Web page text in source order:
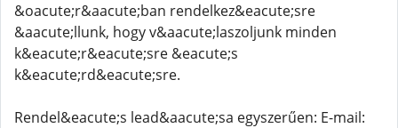
&oacute;r&aacute;ban rendelkez&eacute;sre
&aacute;llunk, hogy v&aacute;laszoljunk minden
k&eacute;r&eacute;sre &eacute;s
k&eacute;rd&eacute;sre.
Rendel&eacute;s lead&aacute;sa egyszerűen: E-mail: